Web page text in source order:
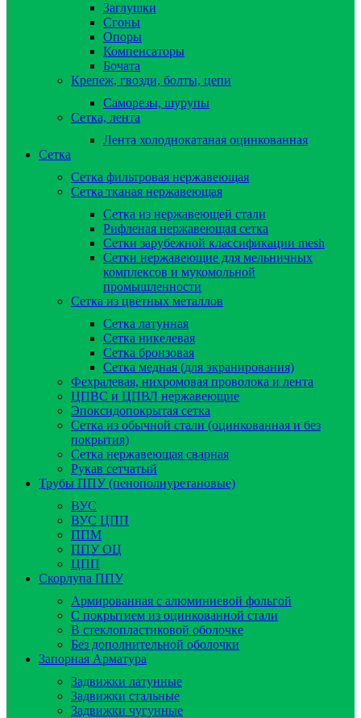
Заглушки
Сгоны
Опоры
Компенсаторы
Бочата
Крепеж, гвозди, болты, цепи
Саморезы, шурупы
Сетка, лента
Лента холоднокатаная оцинкованная
Сетка
Сетка фильтровая нержавеющая
Сетка тканая нержавеющая
Сетка из нержавеющей стали
Рифленая нержавеющая сетка
Сетки зарубежной классификации mesh
Сетки нержавеющие для мельничных
комплексов и мукомольной
промышленности
Сетка из цветных металлов
Сетка латунная
Сетка никелевая
Сетка бронзовая
Сетка медная (для экранирования)
Фехралевая, нихромовая проволока и лента
ЦПВС и ЦПВЛ нержавеющие
Эпоксидопокрытая сетка
Сетка из обычной стали (оцинкованная и без
покрытия)
Сетка нержавеющая сварная
Рукав сетчатый
Трубы ППУ (пенополиуретановые)
ВУС
ВУС ЦПП
ППМ
ППУ ОЦ
ЦПП
Скорлупа ППУ
Армированная с алюминиевой фольгой
C покрытием из оцинкованной стали
В стеклопластиковой оболочке
Без дополнительной оболочки
Запорная Арматура
Задвижки латунные
Задвижки стальные
Задвижки чугунные